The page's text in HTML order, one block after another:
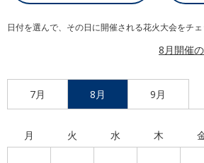
日付を選んで、その日に開催される花火大会をチェ
8月開催
7月 8月 9月
月 火 水 木